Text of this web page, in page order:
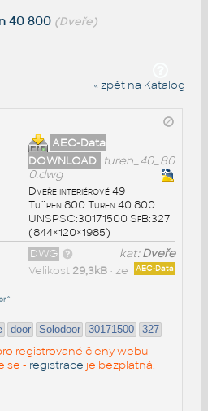
40 800 (Dveře)
« zpět na Katalog
AEC-Data
DOWNLOAD
turen_40_80
0.dwg
Dveře interiérové 49
Tu¨ren 800 Turen 40 800
UNSPSC:30171500 SfB:327
(844×120×1985)
kat:Dveře
DWG
AEC-Data
Velikost 29,3kB• ze
door Solodoor 30171500 327
registrované členy webu
se - registrace je bezplatná.